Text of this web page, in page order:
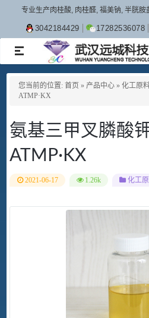
专业生产肉桂酸, 肉桂醛, 福美钠, 半胱
3042184429 17282536078
TOGGLE
NAVIGATION
您当前的位置: 首页 » 产品中心 » 化工原
ATMP·KX
氨基三甲叉膦酸
ATMP·KX
2021-06-17 1.26k 化工